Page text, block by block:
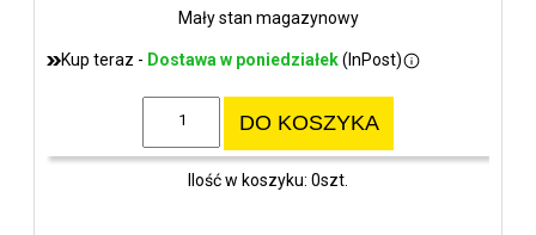
Mały stan magazynowy
Kup teraz - Dostawa w poniedziałek(InPost)
DO KOSZYKA
Ilość w koszyku: 0szt.